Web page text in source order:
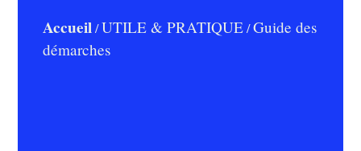
Accueil/UTILE & PRATIQUE/Guide des
démarches